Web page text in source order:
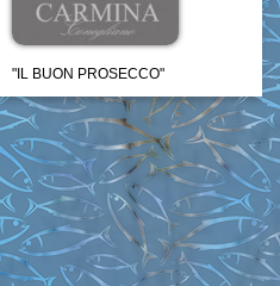
"IL BUON PROSECCO"